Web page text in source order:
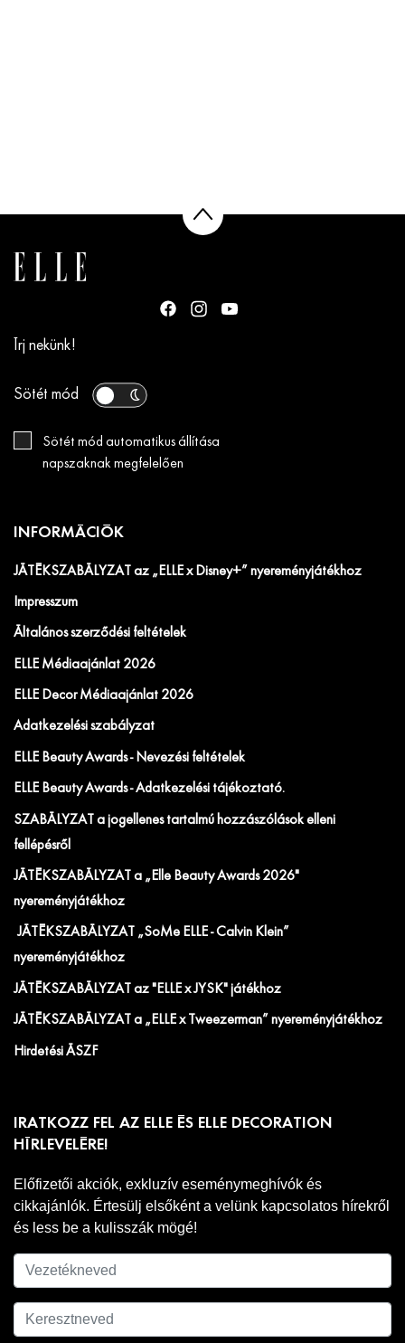
Írj nekünk!
Sötét mód
Sötét mód automatikus állítása
napszaknak megfelelően
INFORMÁCIÓK
JÁTÉKSZABÁLYZAT az „ELLE x Disney+” nyereményjátékhoz
Impresszum
Általános szerződési feltételek
ELLE Médiaajánlat 2026
ELLE Decor Médiaajánlat 2026
Adatkezelési szabályzat
ELLE Beauty Awards - Nevezési feltételek
ELLE Beauty Awards - Adatkezelési tájékoztató.
SZABÁLYZAT a jogellenes tartalmú hozzászólások elleni
fellépésről
JÁTÉKSZABÁLYZAT a „Elle Beauty Awards 2026"
nyereményjátékhoz
JÁTÉKSZABÁLYZAT „SoMe ELLE - Calvin Klein”
nyereményjátékhoz
JÁTÉKSZABÁLYZAT az "ELLE x JYSK" játékhoz
JÁTÉKSZABÁLYZAT a „ELLE x Tweezerman” nyereményjátékhoz
Hirdetési ÁSZF
IRATKOZZ FEL AZ ELLE ÉS ELLE DECORATION
HÍRLEVELÉRE!
Előfizetői akciók, exkluzív eseménymeghívók és
cikkajánlók. Értesülj elsőként a velünk kapcsolatos hírekről
és less be a kulisszák mögé!